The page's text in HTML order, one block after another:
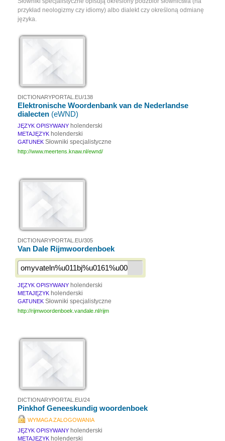
przykład neologizmy czy idiomy) albo dialekt czy określoną odmianę
języka.
DICTIONARYPORTAL.EU/138
Elektronische Woordenbank van de Nederlandse
dialecten (eWND)
JĘZYK OPISYWANY holenderski
METAJĘZYK holenderski
GATUNEK Słowniki specjalistyczne
http://www.meertens.knaw.nl/ewnd/
DICTIONARYPORTAL.EU/305
Van Dale Rijmwoordenboek
JĘZYK OPISYWANY holenderski
METAJĘZYK holenderski
GATUNEK Słowniki specjalistyczne
http://rijmwoordenboek.vandale.nl/rijm
DICTIONARYPORTAL.EU/24
Pinkhof Geneeskundig woordenboek
WYMAGA ZALOGOWANIA
JĘZYK OPISYWANY holenderski
METAJĘZYK holenderski